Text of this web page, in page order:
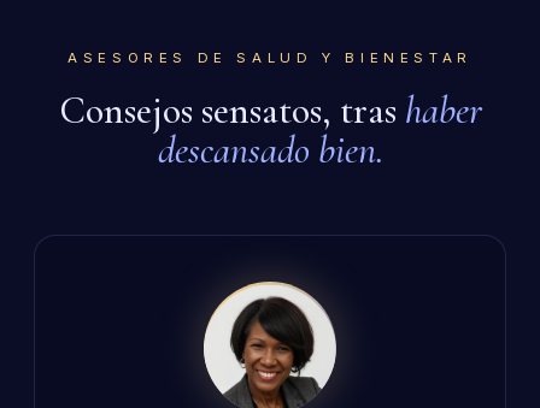
ASESORES DE SALUD Y BIENESTAR
Consejos sensatos, tras haber
descansado bien.